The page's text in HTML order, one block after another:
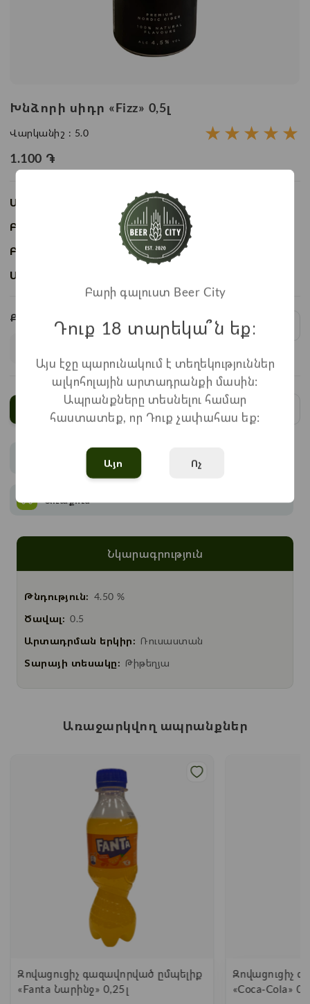
Խնձորի սիդր «Fizz» 0,5լ
Վարկանիշ : 5.0 ★
★
★
★
★
1.100 ֏
Առկայություն:
Առկա է
Բաժնի անվանում: Ալկոհոլային ըմպելիք
Բրենդ:
Ապրանքի ID:
Քանակ:
1x1.100=
Ավելացնել
Վճարում
Առաքում
Նկարագրություն
Թնդություն: 4.50 %
Ծավալ: 0.5
Արտադրման երկիր: Ռուսաստան
Տարայի տեսակը: Թիթեղյա
Առաջարկվող ապրանքներ
Զովացուցիչ գազավորված ըմպելիք
«Fanta Նարինջ» 0,25լ
Զովացուցիչ
«Coca-Cola»
Բարի գալուստ Beer City
Դուք 18 տարեկա՞ն եք։
Այս էջը պարունակում է տեղեկություններ
ալկոհոլային արտադրանքի մասին:
Ապրանքները տեսնելու համար
հաստատեք, որ Դուք չափահաս եք:
Այո Ոչ